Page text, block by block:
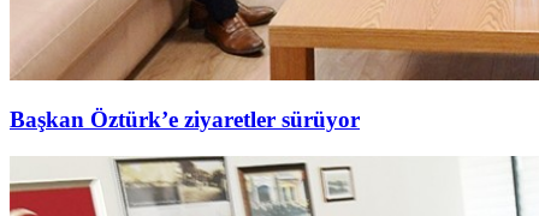
Başkan Öztürk’e ziyaretler sürüyor